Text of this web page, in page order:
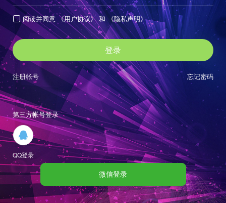
 阅读并同意 《用户协议》 和 《隐私声明》
登录
忘记密码
注册帐号
第三方帐号登录

QQ登录
微信登录